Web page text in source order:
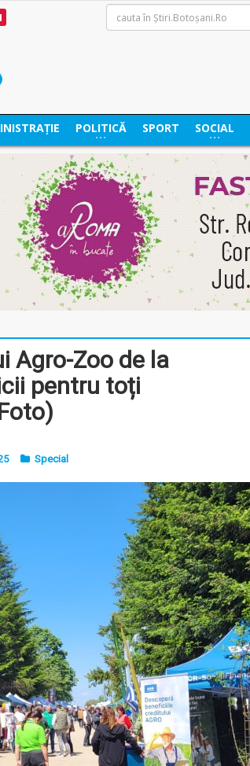
POLITICĂ SPORT SOCIAL
Agro-Zoo de la
pentru toți
Special